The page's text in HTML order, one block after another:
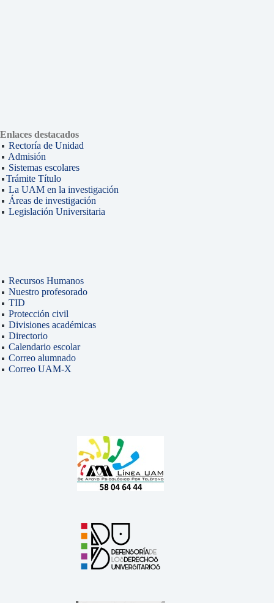
Enlaces destacados
Rectoría de Unidad
Admisión
Sistemas escolares
Trámite Título
La UAM en la investigación
Áreas de investigación
Legislación Universitaria
Recursos Humanos
Nuestro profesorado
TID
Protección civil
Divisiones académicas
Directorio
Calendario escolar
Correo alumnado
Correo UAM-X